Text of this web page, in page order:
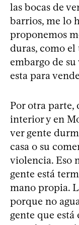
las bocas de
barrios, me lo
proponemos
duras, como el
embargo de
esta para
Por otra parte,
interior y en
ver gente
casa o su
violencia. Eso
gente está
mano propia.
porque no
gente que